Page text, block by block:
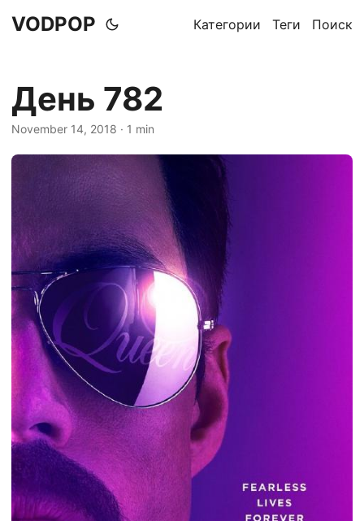
VODPOP Категории Теги Поиск
День 782
November 14, 2018 · 1 min